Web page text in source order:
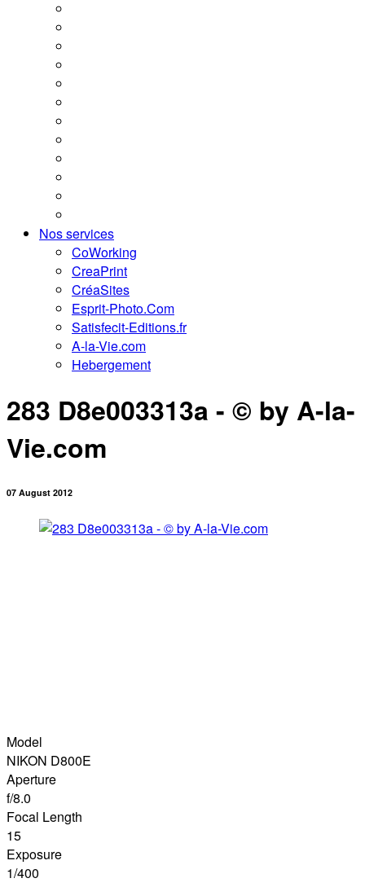
Nos services
CoWorking
CreaPrint
CréaSites
Esprit-Photo.Com
Satisfecit-Editions.fr
A-la-Vie.com
Hebergement
283 D8e003313a - © by A-la-
Vie.com
07 August 2012
Model
NIKON D800E
Aperture
f/8.0
Focal Length
15
Exposure
1/400